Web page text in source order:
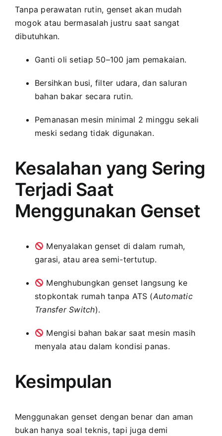
Tanpa perawatan rutin, genset akan mudah
mogok atau bermasalah justru saat sangat
dibutuhkan.
Ganti oli setiap 50–100 jam pemakaian.
Bersihkan busi, filter udara, dan saluran
bahan bakar secara rutin.
Pemanasan mesin minimal 2 minggu sekali
meski sedang tidak digunakan.
Kesalahan yang Sering
Terjadi Saat
Menggunakan Genset
Menyalakan genset di dalam rumah,
garasi, atau area semi-tertutup.
Menghubungkan genset langsung ke
stopkontak rumah tanpa ATS (Automatic
Transfer Switch).
Mengisi bahan bakar saat mesin masih
menyala atau dalam kondisi panas.
Kesimpulan
Menggunakan genset dengan benar dan aman
bukan hanya soal teknis, tapi juga demi